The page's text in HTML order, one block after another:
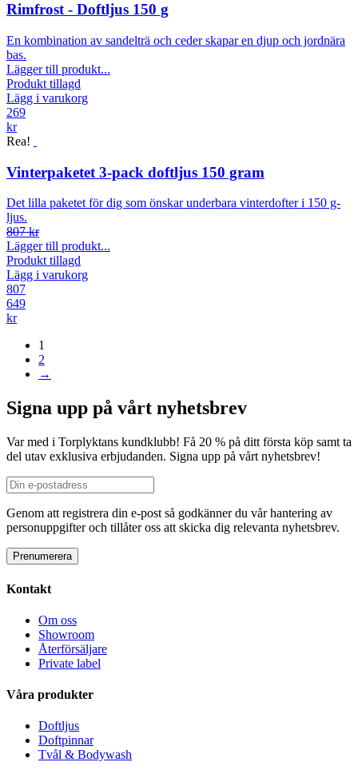
Rimfrost - Doftljus 150 g
En kombination av sandelträ och ceder skapar en djup och jordnära
bas.
Lägger till produkt...
Produkt tillagd
Lägg i varukorg
269
kr
Rea!
Vinterpaketet 3-pack doftljus 150 gram
Det lilla paketet för dig som önskar underbara vinterdofter i 150 g-
ljus.
807 kr
Lägger till produkt...
Produkt tillagd
Lägg i varukorg
807
649
kr
1
2
→
Signa upp på vårt nyhetsbrev
Var med i Torplyktans kundklubb! Få 20 % på ditt första köp samt ta
del utav exklusiva erbjudanden. Signa upp på vårt nyhetsbrev!
Genom att registrera din e-post så godkänner du vår hantering av
personuppgifter och tillåter oss att skicka dig relevanta nyhetsbrev.
Kontakt
Om oss
Showroom
Återförsäljare
Private label
Våra produkter
Doftljus
Doftpinnar
Tvål & Bodywash